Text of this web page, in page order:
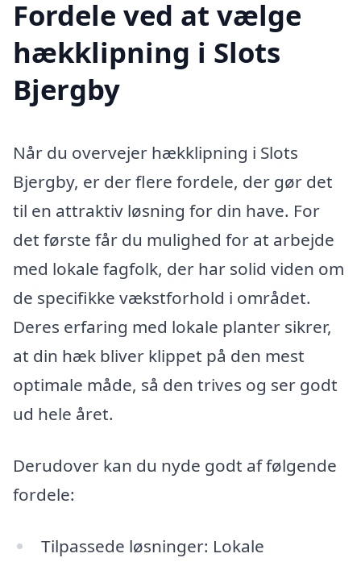
Fordele ved at vælge
hækklipning i Slots
Bjergby
Når du overvejer hækklipning i Slots
Bjergby, er der flere fordele, der gør det
til en attraktiv løsning for din have. For
det første får du mulighed for at arbejde
med lokale fagfolk, der har solid viden om
de specifikke vækstforhold i området.
Deres erfaring med lokale planter sikrer,
at din hæk bliver klippet på den mest
optimale måde, så den trives og ser godt
ud hele året.
Derudover kan du nyde godt af følgende
fordele:
Tilpassede løsninger: Lokale